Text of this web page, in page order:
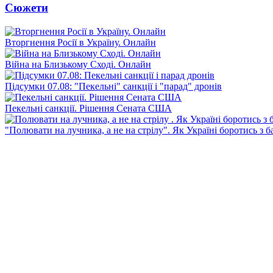
Сюжети
Вторгнення Росії в Україну. Онлайн
Війна на Близькому Сході. Онлайн
Підсумки 07.08: "Пекельні" санкції і "парад" дронів
Пекельні санкції. Рішення Сената США
"Полювати на лучника, а не на стрілу". Як Україні боротись з